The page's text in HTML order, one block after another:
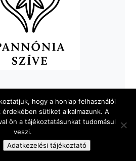
hogy a honlap felhasználói
érdekében sütiket alkalmazunk. A
ön a tájékoztatásunkat tudomásul
veszi.
Adatkezelési tájékoztató